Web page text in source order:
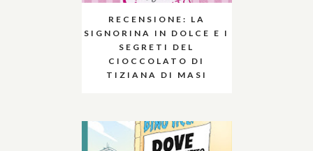
RECENSIONE: LA
SIGNORINA IN DOLCE E I
SEGRETI DEL
CIOCCOLATO DI
TIZIANA DI MASI